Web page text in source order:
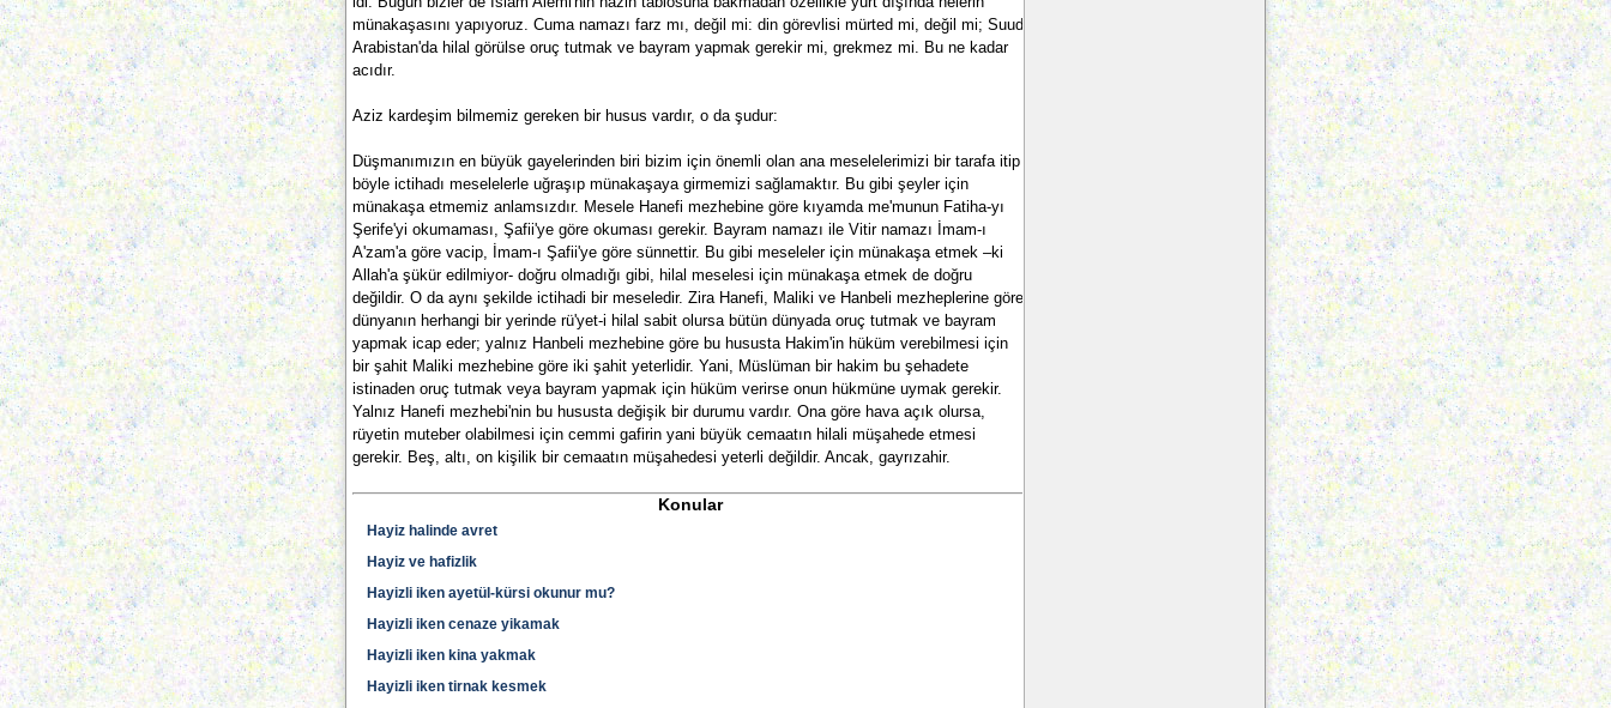
münakaşasını yapıyoruz. Cuma namazı farz mı, değil mi: din görevlisi mürted mi, değil mi; Suudi
Arabistan'da hilal görülse oruç tutmak ve bayram yapmak gerekir mi, grekmez mi. Bu ne kadar
acıdır.
Aziz kardeşim bilmemiz gereken bir husus vardır, o da şudur:
Düşmanımızın en büyük gayelerinden biri bizim için önemli olan ana meselelerimizi bir tarafa itip
böyle ictihadı meselelerle uğraşıp münakaşaya girmemizi sağlamaktır. Bu gibi şeyler için
münakaşa etmemiz anlamsızdır. Mesele Hanefi mezhebine göre kıyamda me'munun Fatiha-yı
Şerife'yi okumaması, Şafii'ye göre okuması gerekir. Bayram namazı ile Vitir namazı İmam-ı
A'zam'a göre vacip, İmam-ı Şafii'ye göre sünnettir. Bu gibi meseleler için münakaşa etmek –ki
Allah'a şükür edilmiyor- doğru olmadığı gibi, hilal meselesi için münakaşa etmek de doğru
değildir. O da aynı şekilde ictihadi bir meseledir. Zira Hanefi, Maliki ve Hanbeli mezheplerine göre
dünyanın herhangi bir yerinde rü'yet-i hilal sabit olursa bütün dünyada oruç tutmak ve bayram
yapmak icap eder; yalnız Hanbeli mezhebine göre bu hususta Hakim'in hüküm verebilmesi için
bir şahit Maliki mezhebine göre iki şahit yeterlidir. Yani, Müslüman bir hakim bu şehadete
istinaden oruç tutmak veya bayram yapmak için hüküm verirse onun hükmüne uymak gerekir.
Yalnız Hanefi mezhebi'nin bu hususta değişik bir durumu vardır. Ona göre hava açık olursa,
rüyetin muteber olabilmesi için cemmi gafirin yani büyük cemaatın hilali müşahede etmesi
gerekir. Beş, altı, on kişilik bir cemaatın müşahedesi yeterli değildir. Ancak, gayrızahir.
Konular
Hayiz halinde avret
Hayiz ve hafizlik
Hayizli iken ayetül-kürsi okunur mu?
Hayizli iken cenaze yikamak
Hayizli iken kina yakmak
Hayizli iken tirnak kesmek